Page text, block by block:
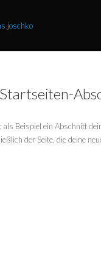
als Beispiel ein Abschnitt
der Seite, die deine